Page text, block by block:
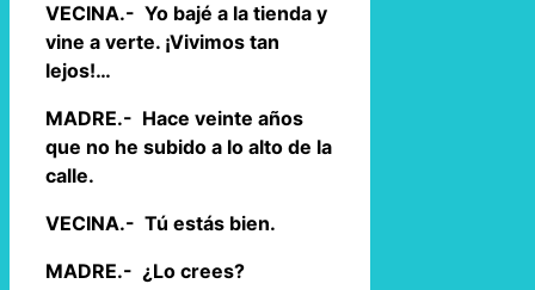
VECINA.- Yo bajé a la tienda y
vine a verte. ¡Vivimos tan
lejos!…
MADRE.- Hace veinte años
que no he subido a lo alto de la
calle.
VECINA.- Tú estás bien.
MADRE.- ¿Lo crees?